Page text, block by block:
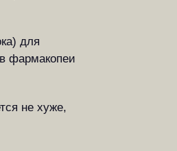
для
фармакопеи
не хуже,